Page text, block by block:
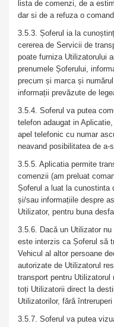
lista de comenzi, de a
dar si de a refuza o
3.5.3. Șoferul ia la
cererea de Servicii de
poate furniza Utilizatorului
prenumele Șoferului,
precum și marca și
informații prevăzute de
3.5.4. Soferul va putea
telefon adaugat in
apel telefonic cu numar
neavand posibilitatea de a-
3.5.5. Aplicatia permite
comenzii (am preluat
Șoferul a luat la cunostinta
și/sau informațiile despre
Utilizator, pentru buna
3.5.6. Dacă un Utilizator
este interzis ca Șoferul să
Vehicul al altor persoane
autorizate de Utilizatorul
transport pentru
toți Utilizatorii direct la
Utilizatorilor, fără
3.5.7. Soferul va putea